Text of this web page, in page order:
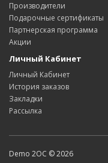
Производители
Подарочные сертификаты
Партнерская программа
Акции
Личный Кабинет
Личный Кабинет
История заказов
Закладки
Рассылка
Demo 2OC © 2026